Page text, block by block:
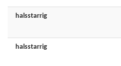
halsstarrig
halsstarrig